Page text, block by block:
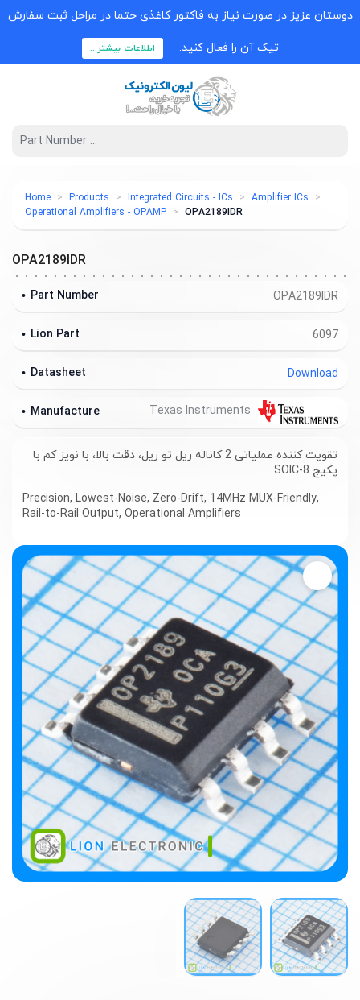
دوستان عزیز در صورت نیاز به فاکتور کاغذی حتما در مراحل ثبت سفارش
تیک آن را فعال کنید. اطلاعات بیشتر...
Home Products Integrated Circuits - ICs
Amplifier ICs
Operational Amplifiers - OPAMP
OPA2189IDR
OPA2189IDR
OPA2189IDR
Part Number
6097
Lion Part
Download
Datasheet
Manufacture
تقویت کننده عملیاتی 2 کاناله ریل تو ریل، دقت بالا، با نویز کم با
پکیج SOIC-8
Precision, Lowest-Noise, Zero-Drift, 14MHz MUX-Friendly,
Rail-to-Rail Output, Operational Amplifiers